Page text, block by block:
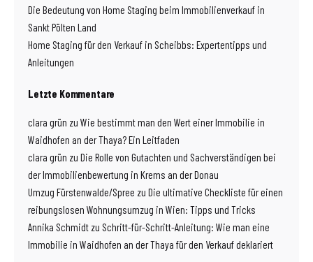
Die Bedeutung von Home Staging beim Immobilienverkauf in
Sankt Pölten Land
Home Staging für den Verkauf in Scheibbs: Expertentipps und
Anleitungen
Letzte Kommentare
clara grün zu Wie bestimmt man den Wert einer Immobilie in
Waidhofen an der Thaya? Ein Leitfaden
clara grün zu Die Rolle von Gutachten und Sachverständigen bei
der Immobilienbewertung in Krems an der Donau
Umzug Fürstenwalde/Spree zu Die ultimative Checkliste für einen
reibungslosen Wohnungsumzug in Wien: Tipps und Tricks
Annika Schmidt zu Schritt-für-Schritt-Anleitung: Wie man eine
Immobilie in Waidhofen an der Thaya für den Verkauf deklariert